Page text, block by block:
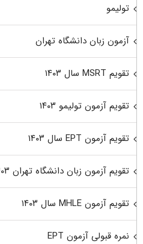
تولیمو
آزمون زبان دانشگاه تهران
تقویم MSRT سال ۱۴۰۳
تقویم آزمون تولیمو ۱۴۰۳
تقویم آزمون EPT سال ۱۴۰۳
تقویم آزمون زبان دانشگاه تهران ۱۴۰۳
تقویم آزمون MHLE سال ۱۴۰۳
نمره قبولی آزمون EPT